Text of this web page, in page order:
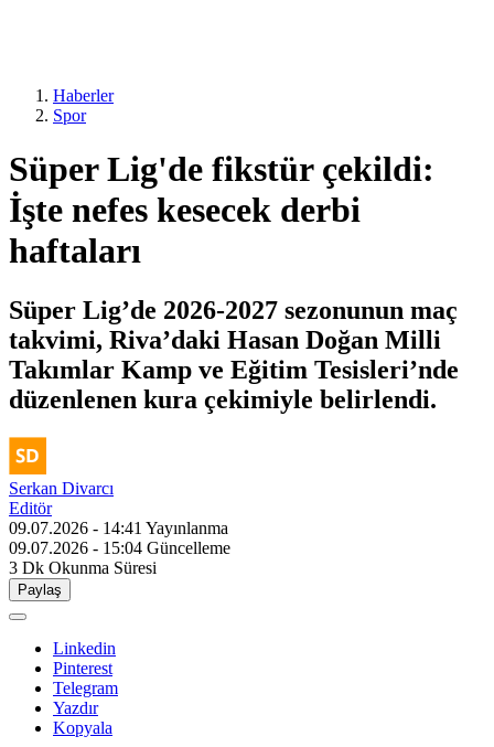
Haberler
Spor
Süper Lig'de fikstür çekildi:
İşte nefes kesecek derbi
haftaları
Süper Lig’de 2026-2027 sezonunun maç
takvimi, Riva’daki Hasan Doğan Milli
Takımlar Kamp ve Eğitim Tesisleri’nde
düzenlenen kura çekimiyle belirlendi.
Serkan Divarcı
Editör
09.07.2026 - 14:41 Yayınlanma
09.07.2026 - 15:04 Güncelleme
3 Dk Okunma Süresi
Paylaş
Linkedin
Pinterest
Telegram
Yazdır
Kopyala